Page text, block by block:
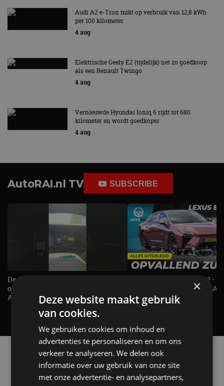
Audi A2 e-Tron mikt op verbruik van 12,8 kWh
per 100 kilometer
4 aug
Elektrische Geely E2 (tijdelijk) net zo goedkoop
als een Renault Twingo
4 aug
Vernieuwde Hyundai Ioniq 6 rijdt tot 680
kilometer en wordt goedkoper
4 aug
AutoRAI.nl TV SUBSCRIBE
De Renault Twingo heeft een
opvallende snelheidsmeter! -
AutoRAI TV
De perfecte (gezins)taxi? -
ES500e (2026) - REVIEW -
UITGELEGD! - AutoRAI TV
Alle automerken
Selecteer een merk voor meer informatie, modellen
en alle nieuwsberichten
×
Deze website maakt gebruik
van cookies.
We gebruiken cookies om inhoud en
advertenties te personaliseren en om ons
verkeer te analyseren. We delen ook
informatie over uw gebruik van onze site
met onze advertentie- en analysepartners,